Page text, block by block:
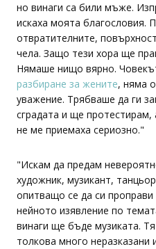
но винаги са били мъже.
искаха моята благословия.
отвратителните,
чела. Защо тези хора ще
Нямаше нищо вярно.
разбиране за жените, няма
уважение. Трябваше да ги
сградата и ще
не ме приемаха сериозно."
"Искам да предам
художник, музикант,
опитващо се да си проправи
нейното изявление по
винаги ще бъде музиката.
толкова много